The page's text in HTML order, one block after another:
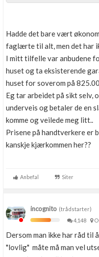
Hadde det bare vært
faglærte til alt, men det har
I mitt tilfelle var anbudene
huset og ta eksisterende
huset for soverom på
Eg tar arbeidet på sikt selv,
underveis og betaler de en
komme og veilede meg litt..
Prisene på handtverkere er
kanskje kjærkommen her??
Anbefal Siter
incognito (trådstarter)
4,148
Dersom man ikke har råd til
"lovlig" måte må man vel